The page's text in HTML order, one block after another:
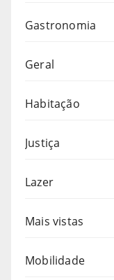
Gastronomia
Geral
Habitação
Justiça
Lazer
Mais vistas
Mobilidade